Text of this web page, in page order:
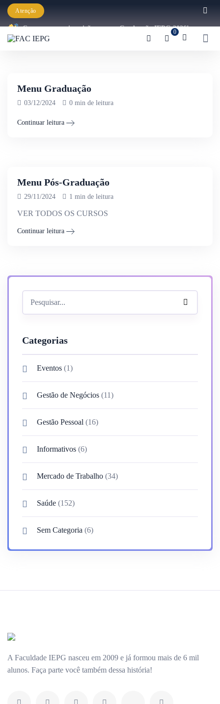
Atenção
Começaram as inscrições para a Graduação IEPG 2026!
0
26/03/2025
Continuar leitura
Menu Graduação
03/12/2024 0 min de leitura
Continuar leitura
Menu Pós-Graduação
29/11/2024 1 min de leitura
VER TODOS OS CURSOS
Continuar leitura
Categorias
Eventos (1)
Gestão de Negócios (11)
Gestão Pessoal (16)
Informativos (6)
Mercado de Trabalho (34)
Saúde (152)
Sem Categoria (6)
A Faculdade IEPG nasceu em 2009 e já formou mais de 6 mil
alunos. Faça parte você também dessa história!